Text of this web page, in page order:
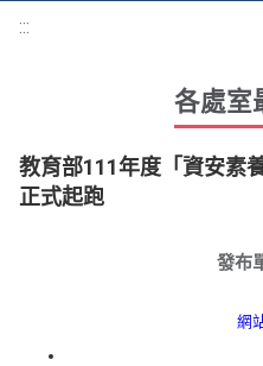
:::
各處室
教育部111年度「資安素
正式起跑
發布
網